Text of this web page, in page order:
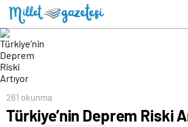
261 okunma
Türkiye’nin Deprem Riski